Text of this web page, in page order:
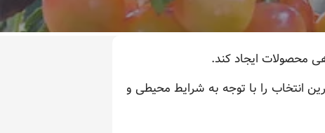
محصولات ایجاد کند.
انتخاب را با توجه به شرایط محیطی و